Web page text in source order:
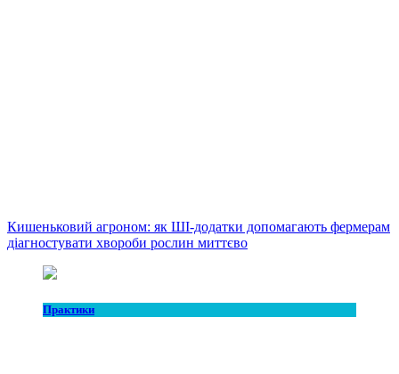
Кишеньковий агроном: як ШІ-додатки допомагають фермерам
діагностувати хвороби рослин миттєво
Практики